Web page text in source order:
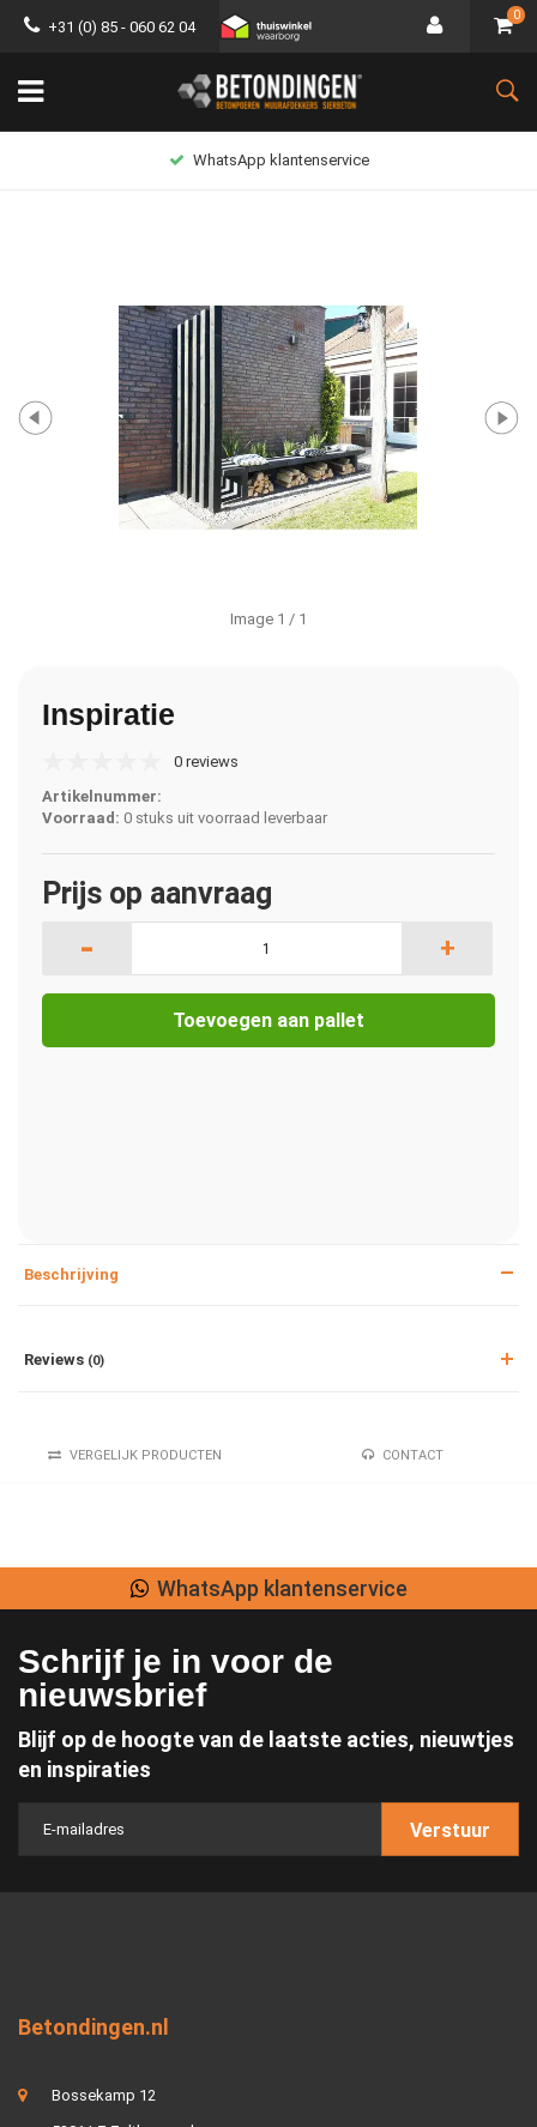
+31 (0) 85 - 060 62 04
0
WhatsApp klantenservice
Image 1 / 1
Inspiratie
0 reviews
Artikelnummer:
Voorraad: 0 stuks uit voorraad leverbaar
Prijs op aanvraag
- +
Toevoegen aan pallet
Beschrijving
Reviews (0)
VERGELIJK PRODUCTEN CONTACT
WhatsApp klantenservice
Schrijf je in voor de
nieuwsbrief
Blijf op de hoogte van de laatste acties, nieuwtjes
en inspiraties
Verstuur
Betondingen.nl
Bossekamp 12